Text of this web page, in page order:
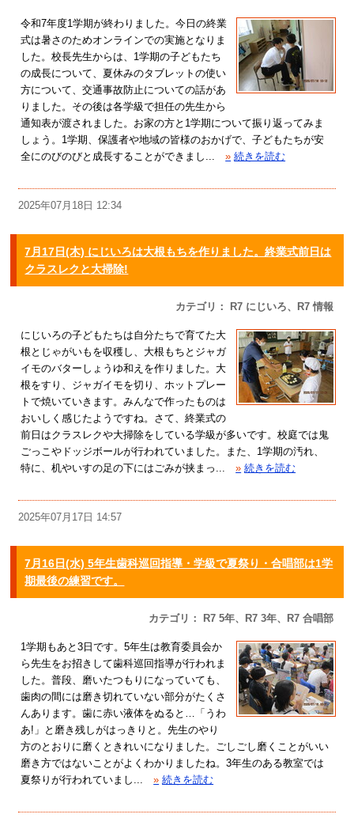
令和7年度1学期が終わりました。今日の終業
式は暑さのためオンラインでの実施となりま
した。校長先生からは、1学期の子どもたち
の成長について、夏休みのタブレットの使い
方について、交通事故防止についての話があ
りました。その後は各学級で担任の先生から
通知表が渡されました。お家の方と1学期について振り返ってみま
しょう。1学期、保護者や地域の皆様のおかげで、子どもたちが安
全にのびのびと成長することができまし...
» 続きを読む
2025年07月18日 12:34
7月17日(木) にじいろは大根もちを作りました。終業式前日は
クラスレクと大掃除!
カテゴリ： R7 にじいろ、R7 情報
にじいろの子どもたちは自分たちで育てた大
根とじゃがいもを収穫し、大根もちとジャガ
イモのバターしょうゆ和えを作りました。大
根をすり、ジャガイモを切り、ホットプレー
トで焼いていきます。みんなで作ったものは
おいしく感じたようですね。さて、終業式の
前日はクラスレクや大掃除をしている学級が多いです。校庭では鬼
ごっこやドッジボールが行われていました。また、1学期の汚れ、
特に、机やいすの足の下にはごみが挟まっ...
» 続きを読む
2025年07月17日 14:57
7月16日(水) 5年生歯科巡回指導・学級で夏祭り・合唱部は1学
期最後の練習です。
カテゴリ： R7 5年、R7 3年、R7 合唱部
1学期もあと3日です。5年生は教育委員会か
ら先生をお招きして歯科巡回指導が行われま
した。普段、磨いたつもりになっていても、
歯肉の間には磨き切れていない部分がたくさ
んあります。歯に赤い液体をぬると…「うわ
あ!」と磨き残しがはっきりと。先生のやり
方のとおりに磨くときれいになりました。ごしごし磨くことがいい
磨き方ではないことがよくわかりましたね。3年生のある教室では
夏祭りが行われていまし...
» 続きを読む